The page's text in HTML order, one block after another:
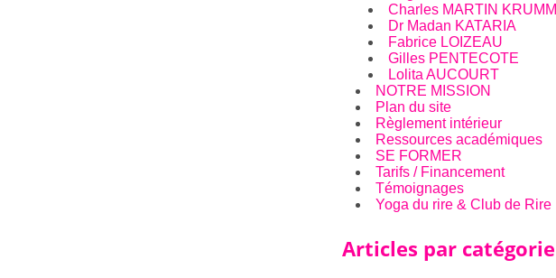
Charles MARTIN KRUMM
Dr Madan KATARIA
Fabrice LOIZEAU
Gilles PENTECOTE
Lolita AUCOURT
NOTRE MISSION
Plan du site
Règlement intérieur
Ressources académiques
SE FORMER
Tarifs / Financement
Témoignages
Yoga du rire & Club de Rire
Articles par catégorie